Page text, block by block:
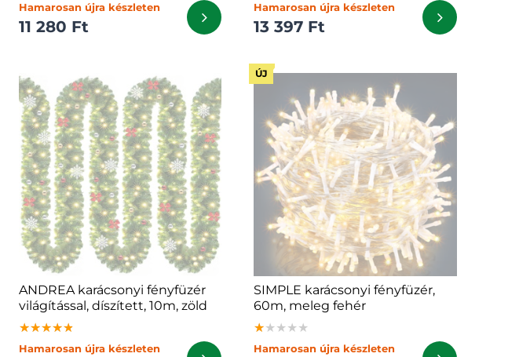
Hamarosan újra készleten
11 280 Ft
Hamarosan újra készleten
13 397 Ft
ANDREA karácsonyi fényfüzér
világítással, díszített, 10m, zöld
★★★★★
★★★★★
★★★★★
Hamarosan újra készleten
ÚJ
SIMPLE karácsonyi fényfüzér,
60m, meleg fehér
★★★★★
★★★★★
★★★★★
Hamarosan újra készleten